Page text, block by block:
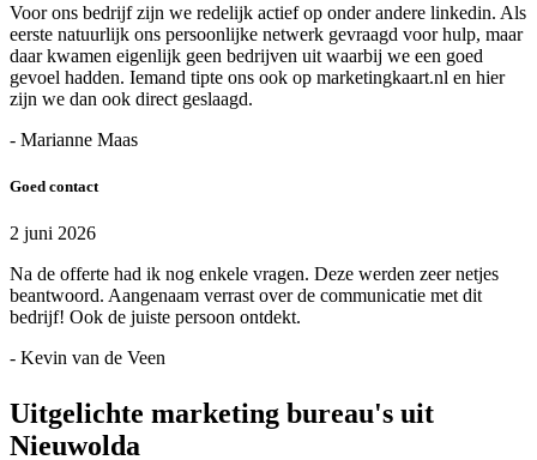
Voor ons bedrijf zijn we redelijk actief op onder andere linkedin. Als
eerste natuurlijk ons persoonlijke netwerk gevraagd voor hulp, maar
daar kwamen eigenlijk geen bedrijven uit waarbij we een goed
gevoel hadden. Iemand tipte ons ook op marketingkaart.nl en hier
zijn we dan ook direct geslaagd.
- Marianne Maas
Goed contact
2 juni 2026
Na de offerte had ik nog enkele vragen. Deze werden zeer netjes
beantwoord. Aangenaam verrast over de communicatie met dit
bedrijf! Ook de juiste persoon ontdekt.
- Kevin van de Veen
Uitgelichte marketing bureau's uit
Nieuwolda